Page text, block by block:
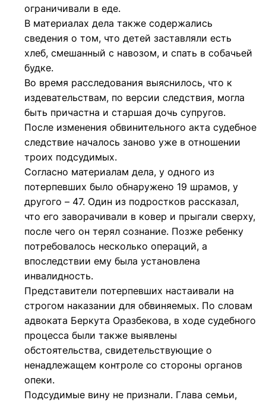
ограничивали в еде.
В материалах дела также содержались
сведения о том, что детей заставляли есть
хлеб, смешанный с навозом, и спать в собачьей
будке.
Во время расследования выяснилось, что к
издевательствам, по версии следствия, могла
быть причастна и старшая дочь супругов.
После изменения обвинительного акта судебное
следствие началось заново уже в отношении
троих подсудимых.
Согласно материалам дела, у одного из
потерпевших было обнаружено 19 шрамов, у
другого – 47. Один из подростков рассказал,
что его заворачивали в ковер и прыгали сверху,
после чего он терял сознание. Позже ребенку
потребовалось несколько операций, а
впоследствии ему была установлена
инвалидность.
Представители потерпевших настаивали на
строгом наказании для обвиняемых. По словам
адвоката Беркута Оразбекова, в ходе судебного
процесса были также выявлены
обстоятельства, свидетельствующие о
ненадлежащем контроле со стороны органов
опеки.
Подсудимые вину не признали. Глава семьи,